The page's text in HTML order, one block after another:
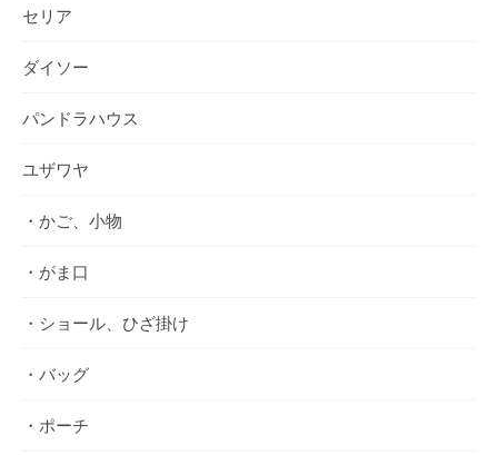
セリア
ダイソー
パンドラハウス
ユザワヤ
・かご、小物
・がま口
・ショール、ひざ掛け
・バッグ
・ポーチ